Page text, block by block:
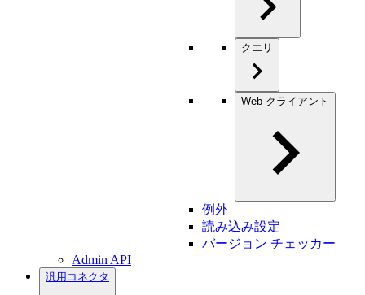
クエリ
Web クライアント
例外
読み込み設定
バージョン チェッカー
Admin API
汎用コネクタ